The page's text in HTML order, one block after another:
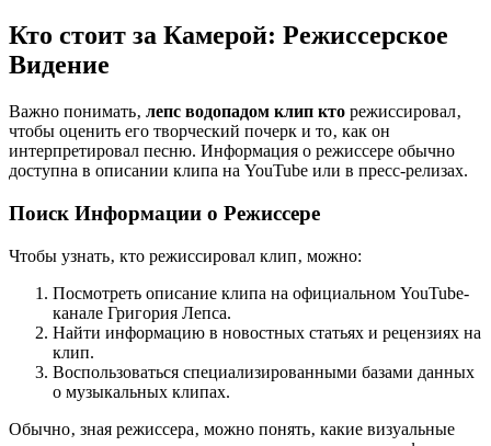
Кто стоит за Камерой: Режиссерское
Видение
Важно понимать‚ лепс водопадом клип кто режиссировал‚
чтобы оценить его творческий почерк и то‚ как он
интерпретировал песню. Информация о режиссере обычно
доступна в описании клипа на YouTube или в пресс-релизах.
Поиск Информации о Режиссере
Чтобы узнать‚ кто режиссировал клип‚ можно:
Посмотреть описание клипа на официальном YouTube-
канале Григория Лепса.
Найти информацию в новостных статьях и рецензиях на
клип.
Воспользоваться специализированными базами данных
о музыкальных клипах.
Обычно‚ зная режиссера‚ можно понять‚ какие визуальные